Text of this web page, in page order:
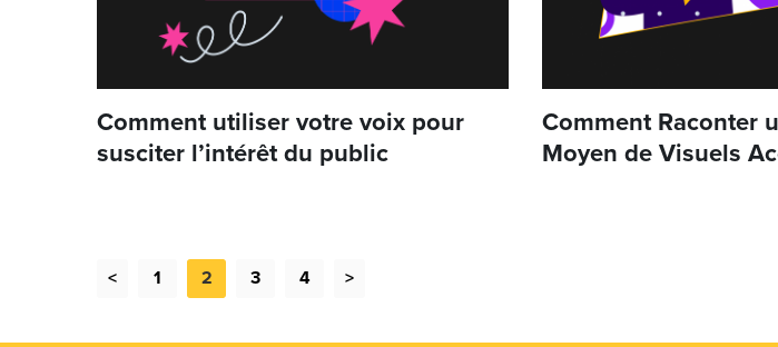
Comment utiliser votre voix pour
susciter l’intérêt du public
Comment Raconter
Moyen de Visuels
< 1 2 3 4 >